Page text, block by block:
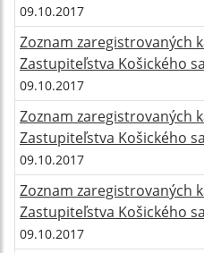
09.10.2017
Zoznam zaregistrovaných
Zastupiteľstva Košického
09.10.2017
Zoznam zaregistrovaných
Zastupiteľstva Košického
09.10.2017
Zoznam zaregistrovaných
Zastupiteľstva Košického
09.10.2017